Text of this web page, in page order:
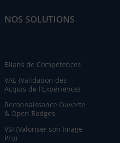
NOS SOLUTIONS
Bilans de Compétences
VAE (Validation des
Acquis de l'Expérience)
Reconnaissance Ouverte
& Open Badges
VSI (Valoriser son Image
Pro)